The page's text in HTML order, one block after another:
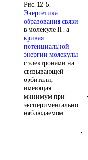
Рис. 12-5.
Энергетика
образования связи
в молекуле Н . а-
кривая
потенциальной
энергии молекулы
с электронами на
связывающей
орбитали,
имеющая
минимум при
экспериментально
наблюдаемом